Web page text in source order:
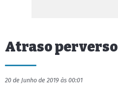
Atraso perverso
20 de Junho de 2019 às 00:01